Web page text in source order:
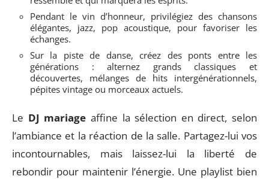
Pendant le vin d’honneur, privilégiez des chansons
élégantes, jazz, pop acoustique, pour favoriser les
échanges.
Sur la piste de danse, créez des ponts entre les
générations : alternez grands classiques et
découvertes, mélanges de hits intergénérationnels,
pépites vintage ou morceaux actuels.
Le DJ mariage affine la sélection en direct, selon
l’ambiance et la réaction de la salle. Partagez-lui vos
incontournables, mais laissez-lui la liberté de
rebondir pour maintenir l’énergie. Une playlist bien